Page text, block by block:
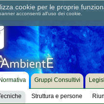
siamo Contattaci Come
Struttura e persone
Gruppi Consultivi
cookie per le proprie
acconsenti all'uso dei cookie.